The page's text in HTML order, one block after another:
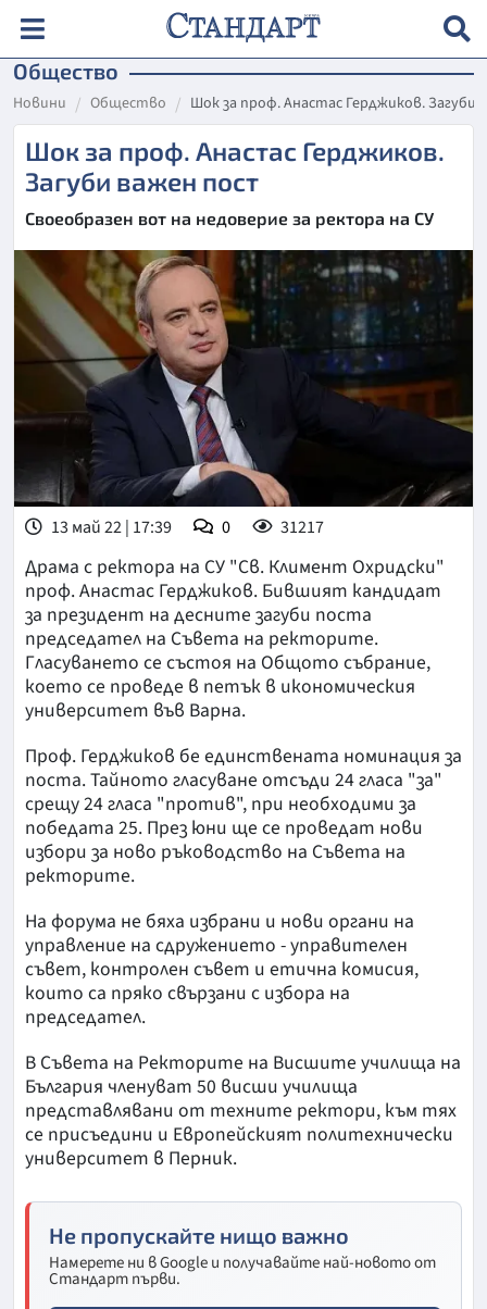
Общество
Новини Общество Шок за проф. Анастас Герджиков. Загуби
Шок за проф. Анастас Герджиков.
Загуби важен пост
Своеобразен вот на недоверие за ректора на СУ
13 май 22 | 17:39 0 31217
Драма с ректора на СУ "Св. Климент Охридски"
проф. Анастас Герджиков. Бившият кандидат
за президент на десните загуби поста
председател на Съвета на ректорите.
Гласуването се състоя на Общото събрание,
което се проведе в петък в икономическия
университет във Варна.
Проф. Герджиков бе единствената номинация за
поста. Тайното гласуване отсъди 24 гласа "за"
срещу 24 гласа "против", при необходими за
победата 25. През юни ще се проведат нови
избори за ново ръководство на Съвета на
ректорите.
На форума не бяха избрани и нови органи на
управление на сдружението - управителен
съвет, контролен съвет и етична комисия,
които са пряко свързани с избора на
председател.
В Съвета на Ректорите на Висшите училища на
България членуват 50 висши училища
представлявани от техните ректори, към тях
се присъедини и Европейският политехнически
университет в Перник.
Не пропускайте нищо важно
Намерете ни в Google и получавайте най-новото от
Стандарт първи.